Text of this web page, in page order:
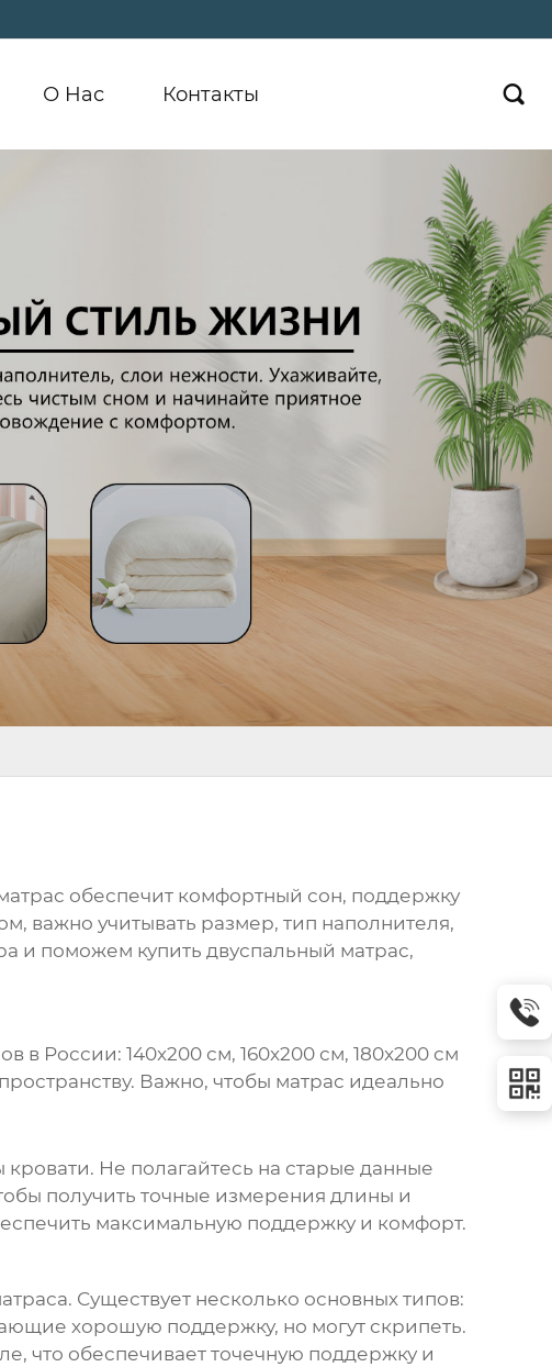
О Hас Контакты 
обеспечит комфортный сон, поддержку
важно учитывать размер, тип наполнителя,
и поможем купить двуспальный матрас,
в России: 140x200 см, 160x200 см, 180x200 см
Важно, чтобы матрас идеально
Не полагайтесь на старые данные
получить точные измерения длины и
максимальную поддержку и комфорт.
Существует несколько основных типов:
хорошую поддержку, но могут скрипеть.
что обеспечивает точечную поддержку и